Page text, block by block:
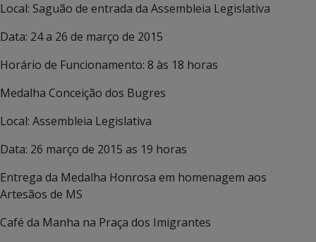
Local: Saguão de entrada da Assembleia Legislativa
Data: 24 a 26 de março de 2015
Horário de Funcionamento: 8 às 18 horas
Medalha Conceição dos Bugres
Local: Assembleia Legislativa
Data: 26 março de 2015 as 19 horas
Entrega da Medalha Honrosa em homenagem aos
Artesãos de MS
Café da Manha na Praça dos Imigrantes